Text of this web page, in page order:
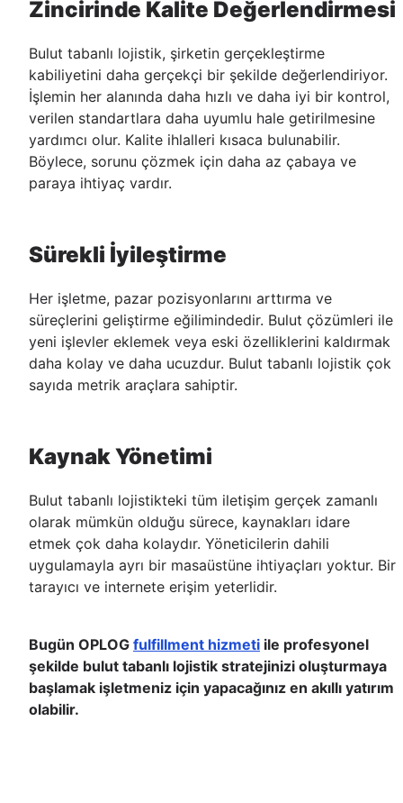
Zincirinde Kalite Değerlendirmesi
Bulut tabanlı lojistik, şirketin gerçekleştirme
kabiliyetini daha gerçekçi bir şekilde değerlendiriyor.
İşlemin her alanında daha hızlı ve daha iyi bir kontrol,
verilen standartlara daha uyumlu hale getirilmesine
yardımcı olur. Kalite ihlalleri kısaca bulunabilir.
Böylece, sorunu çözmek için daha az çabaya ve
paraya ihtiyaç vardır.
Sürekli İyileştirme
Her işletme, pazar pozisyonlarını arttırma ve
süreçlerini geliştirme eğilimindedir. Bulut çözümleri ile
yeni işlevler eklemek veya eski özelliklerini kaldırmak
daha kolay ve daha ucuzdur. Bulut tabanlı lojistik çok
sayıda metrik araçlara sahiptir.
Kaynak Yönetimi
Bulut tabanlı lojistikteki tüm iletişim gerçek zamanlı
olarak mümkün olduğu sürece, kaynakları idare
etmek çok daha kolaydır. Yöneticilerin dahili
uygulamayla ayrı bir masaüstüne ihtiyaçları yoktur. Bir
tarayıcı ve internete erişim yeterlidir.
Bugün OPLOG fulfillment hizmeti ile profesyonel
şekilde bulut tabanlı lojistik stratejinizi oluşturmaya
başlamak işletmeniz için yapacağınız en akıllı yatırım
olabilir.